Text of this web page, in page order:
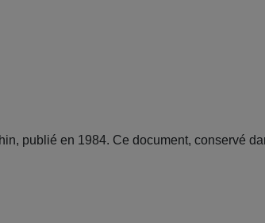
publié en 1984. Ce document, conservé